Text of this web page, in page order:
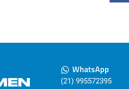
WhatsApp
(21) 995572395